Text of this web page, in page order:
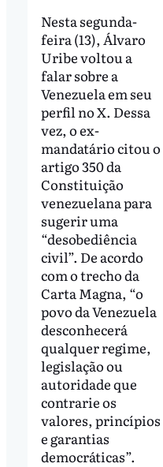
Nesta segunda-
feira (13), Álvaro
Uribe voltou a
falar sobre a
Venezuela em seu
perfil no X. Dessa
vez, o ex-
mandatário citou o
artigo 350 da
Constituição
venezuelana para
sugerir uma
“desobediência
civil”. De acordo
com o trecho da
Carta Magna, “o
povo da Venezuela
desconhecerá
qualquer regime,
legislação ou
autoridade que
contrarie os
valores, princípios
e garantias
democráticas”.